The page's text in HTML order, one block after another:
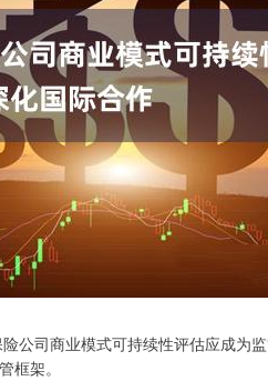
公司商业模式可持续性评估应成为
框架。
深证成指 14311.01